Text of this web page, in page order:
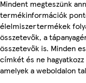
Mindent megteszünk
termékinformációk
élelmiszertermékek
összetevők, a
összetevők is. Minden
címkét és ne
amelyek a weboldalon